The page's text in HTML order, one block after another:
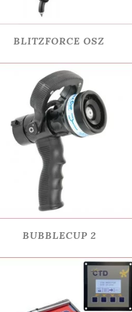
BLITZFORCE OSZ
BUBBLECUP 2